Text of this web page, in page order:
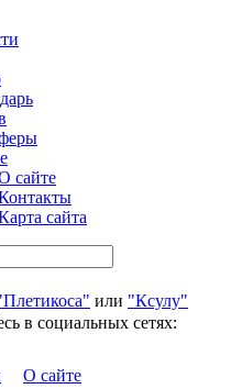
сайте
сайта
или "Ксулу"
в социальных сетях:
О сайте